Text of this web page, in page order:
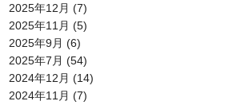
2025年12月 (7)
2025年11月 (5)
2025年9月 (6)
2025年7月 (54)
2024年12月 (14)
2024年11月 (7)